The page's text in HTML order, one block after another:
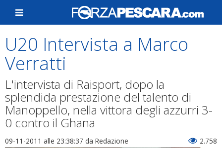
U20 Intervista a Marco
Verratti
L'intervista di Raisport, dopo la
splendida prestazione del talento di
Manoppello, nella vittora degli azzurri 3-
0 contro il Ghana
09-11-2011 alle 23:38:37 da Redazione 2.758